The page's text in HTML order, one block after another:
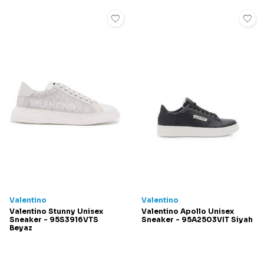
Valentino
Valentino Stunny Unisex
Sneaker - 95S3916VTS
Beyaz
Valentino
Valentino Apollo Unisex
Sneaker - 95A2503VIT Siyah